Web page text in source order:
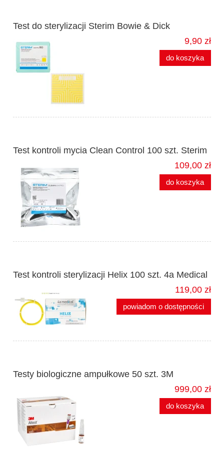
Test do sterylizacji Sterim Bowie & Dick
9,90 zł
do koszyka
Test kontroli mycia Clean Control 100 szt. Sterim
109,00 zł
do koszyka
Test kontroli sterylizacji Helix 100 szt. 4a Medical
119,00 zł
powiadom o dostępności
Testy biologiczne ampułkowe 50 szt. 3M
999,00 zł
do koszyka